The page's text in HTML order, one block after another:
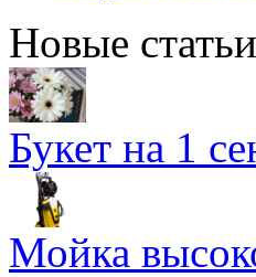
Новые статьи
Букет на 1
Мойка